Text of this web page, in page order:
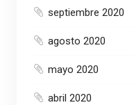
septiembre 2020
agosto 2020
mayo 2020
abril 2020